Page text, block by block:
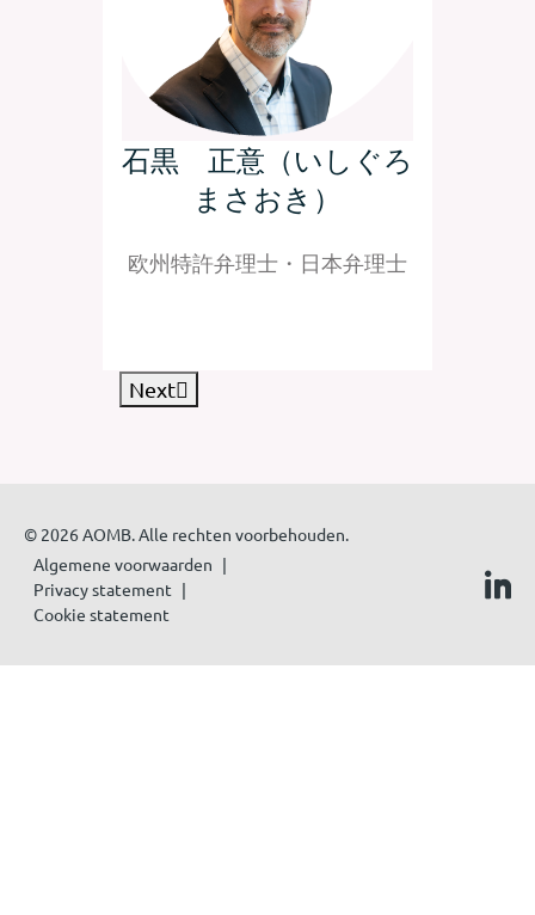
石黒 正意（いしぐろ
まさおき）
欧州特許弁理士・日本弁理士
Next
© 2026 AOMB. Alle rechten voorbehouden.
Algemene voorwaarden
Privacy statement
Cookie statement